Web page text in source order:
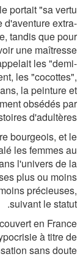
portait "sa vertu
d'aventure extra-
tandis que pour
une maîtresse
les "demi-
les "cocottes",
la peinture et
obsédés par
d'adultères.
bourgeois, et le
les femmes au
l'univers de la
plus ou moins
précieuses,
suivant le statut.
en France
à titre de
sans doute.